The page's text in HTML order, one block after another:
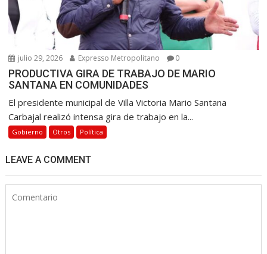
julio 29, 2026 Expresso Metropolitano 0
PRODUCTIVA GIRA DE TRABAJO DE MARIO
SANTANA EN COMUNIDADES
El presidente municipal de Villa Victoria Mario Santana
Carbajal realizó intensa gira de trabajo en la...
Gobierno Otros Política
LEAVE A COMMENT